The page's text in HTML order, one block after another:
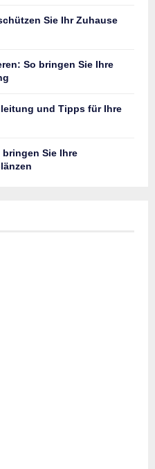
Sie Ihr Zuhause
So bringen Sie Ihre
und Tipps für Ihre
Sie Ihre